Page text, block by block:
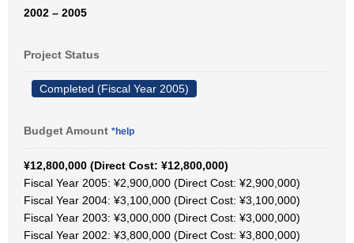
2002 – 2005
Project Status
Completed (Fiscal Year 2005)
Budget Amount *help
¥12,800,000 (Direct Cost: ¥12,800,000)
Fiscal Year 2005: ¥2,900,000 (Direct Cost: ¥2,900,000)
Fiscal Year 2004: ¥3,100,000 (Direct Cost: ¥3,100,000)
Fiscal Year 2003: ¥3,000,000 (Direct Cost: ¥3,000,000)
Fiscal Year 2002: ¥3,800,000 (Direct Cost: ¥3,800,000)